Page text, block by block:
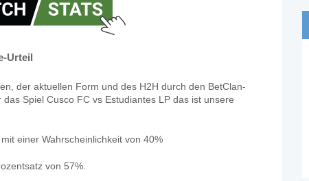
Urteil
der aktuellen Form und des H2H durch den BetClan-
Spiel Cusco FC vs Estudiantes LP das ist unsere
einer Wahrscheinlichkeit von 40%
von 57%.